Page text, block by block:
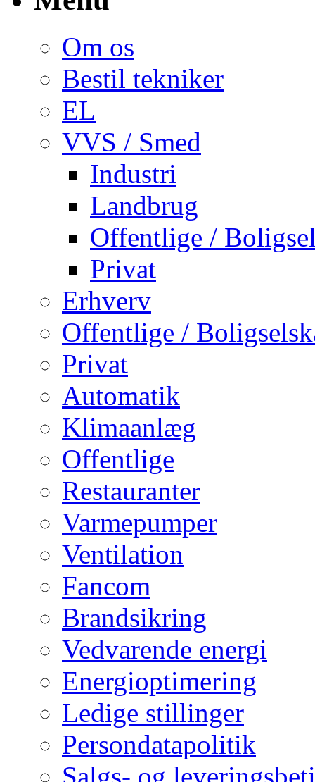
Om os
Bestil tekniker
EL
VVS / Smed
Industri
Landbrug
Offentlige /
Privat
Erhverv
Offentlige /
Privat
Automatik
Klimaanlæg
Offentlige
Restauranter
Varmepumper
Ventilation
Fancom
Brandsikring
Vedvarende energi
Energioptimering
Ledige stillinger
Persondatapolitik